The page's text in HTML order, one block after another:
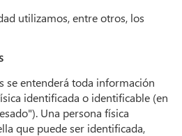
utilizamos, entre otros, los
se entenderá toda información
identificada o identificable (en
Una persona física
que puede ser identificada,